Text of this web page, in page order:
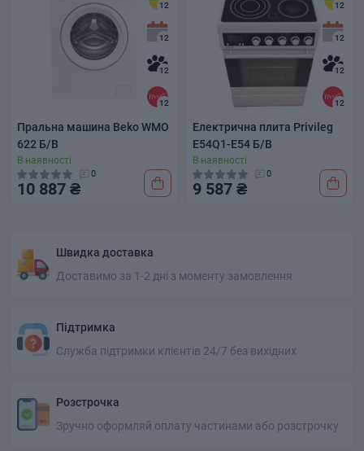
12
12
12
12
Пральна машина Beko WMO
622 Б/В
В наявності
0
10 887 ₴
12
12
12
12
Електрична плита Privileg
E54Q1-E54 Б/В
В наявності
0
9 587 ₴
Швидка доставка
Доставимо за 1-2 дні з моменту замовлення
Підтримка
Служба підтримки клієнтів 24/7 без вихідних
Розстрочка
Зручно оформляй оплату частинами або розстрочку